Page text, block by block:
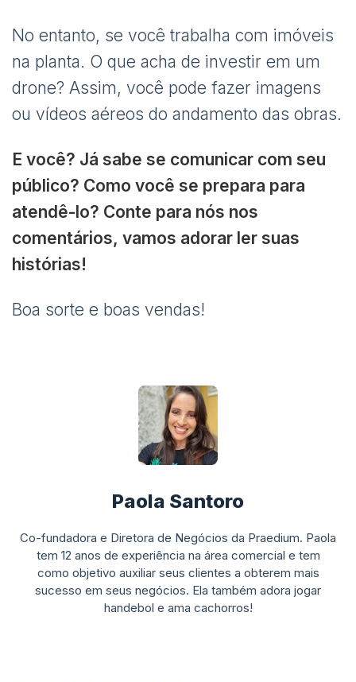
No entanto, se você trabalha com imóveis
na planta. O que acha de investir em um
drone? Assim, você pode fazer imagens
ou vídeos aéreos do andamento das obras.
E você? Já sabe se comunicar com seu
público? Como você se prepara para
atendê-lo? Conte para nós nos
comentários, vamos adorar ler suas
histórias!
Boa sorte e boas vendas!
Paola Santoro
Co-fundadora e Diretora de Negócios da Praedium. Paola
tem 12 anos de experiência na área comercial e tem
como objetivo auxiliar seus clientes a obterem mais
sucesso em seus negócios. Ela também adora jogar
handebol e ama cachorros!